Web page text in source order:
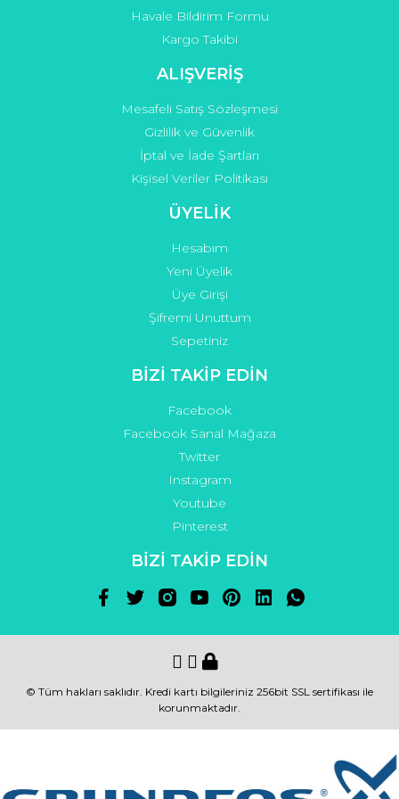
Havale Bildirim Formu
Kargo Takibi
ALIŞVERİŞ
Mesafeli Satış Sözleşmesi
Gizlilik ve Güvenlik
İptal ve İade Şartları
Kişisel Veriler Politikası
ÜYELİK
Hesabım
Yeni Üyelik
Üye Girişi
Şifremi Unuttum
Sepetiniz
BİZİ TAKİP EDİN
Facebook
Facebook Sanal Mağaza
Twitter
Instagram
Youtube
Pinterest
BİZİ TAKİP EDİN
© Tüm hakları saklıdır. Kredi kartı bilgileriniz 256bit SSL sertifikası ile
korunmaktadır.